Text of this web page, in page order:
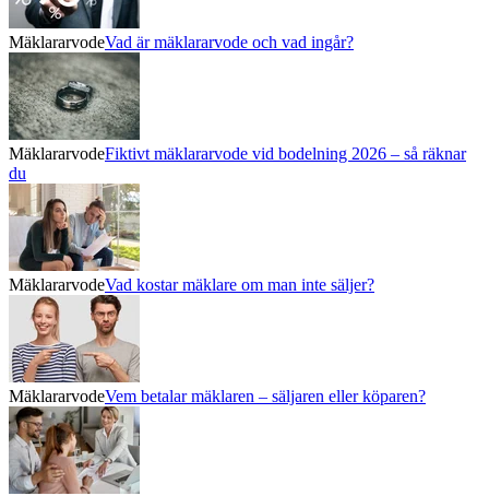
MäklararvodeVad är mäklararvode och vad ingår?
MäklararvodeFiktivt mäklararvode vid bodelning 2026 – så räknar
du
MäklararvodeVad kostar mäklare om man inte säljer?
MäklararvodeVem betalar mäklaren – säljaren eller köparen?